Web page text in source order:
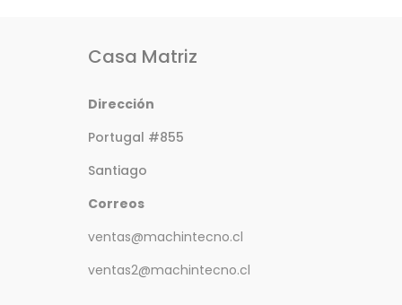
Casa Matriz
Dirección
Portugal #855
Santiago
Correos
ventas@machintecno.cl
ventas2@machintecno.cl